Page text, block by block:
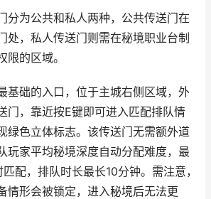
分为公共和私人两种，公共传送门在
处，私人传送门则需在秘境职业台制
限的区域。
基础的入口，位于主城右侧区域，外
门，靠近按E键即可进入匹配排队情
绿色立体标志。该传送门无需额外道
玩家平均秘境深度自动分配难度，最
配，排队时长最长10分钟。需注意，
情形会被锁定，进入秘境后无法更